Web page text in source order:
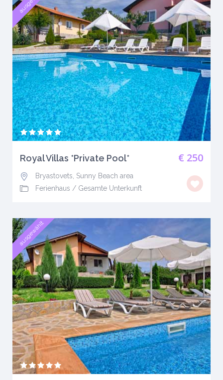
€ 250
Royal Villas *Private Pool*
Bryastovets, Sunny Beach area
Ferienhaus / Gesamte Unterkunft
ausgewählt